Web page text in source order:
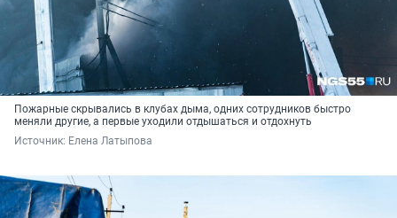
Пожарные скрывались в клубах дыма, одних сотрудников быстро
меняли другие, а первые уходили отдышаться и отдохнуть
Источник: Елена Латыпова